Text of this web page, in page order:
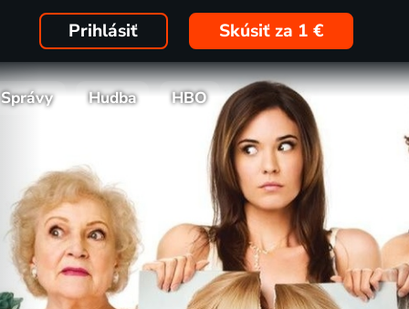
Prihlásiť Skúsiť za 1 €
Správy Hudba HBO